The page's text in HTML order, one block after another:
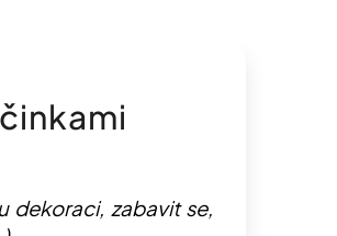
dekoraci, zabavit se,